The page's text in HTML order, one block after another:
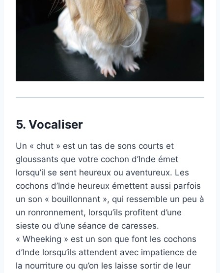
5. Vocaliser
Un « chut » est un tas de sons courts et
gloussants que votre cochon d’Inde émet
lorsqu’il se sent heureux ou aventureux. Les
cochons d’Inde heureux émettent aussi parfois
un son « bouillonnant », qui ressemble un peu à
un ronronnement, lorsqu’ils profitent d’une
sieste ou d’une séance de caresses.
« Wheeking » est un son que font les cochons
d’Inde lorsqu’ils attendent avec impatience de
la nourriture ou qu’on les laisse sortir de leur